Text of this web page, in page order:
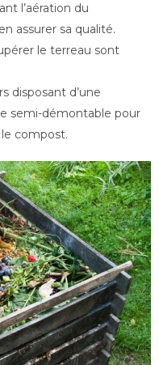
l’aération du
assurer sa qualité.
le terreau sont
disposant d’une
semi-démontable pour
compost.